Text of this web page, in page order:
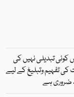
کوئی تبدیلی نہیں کی
تفہیم وتبلیغ کے لیے
ضروری ہے